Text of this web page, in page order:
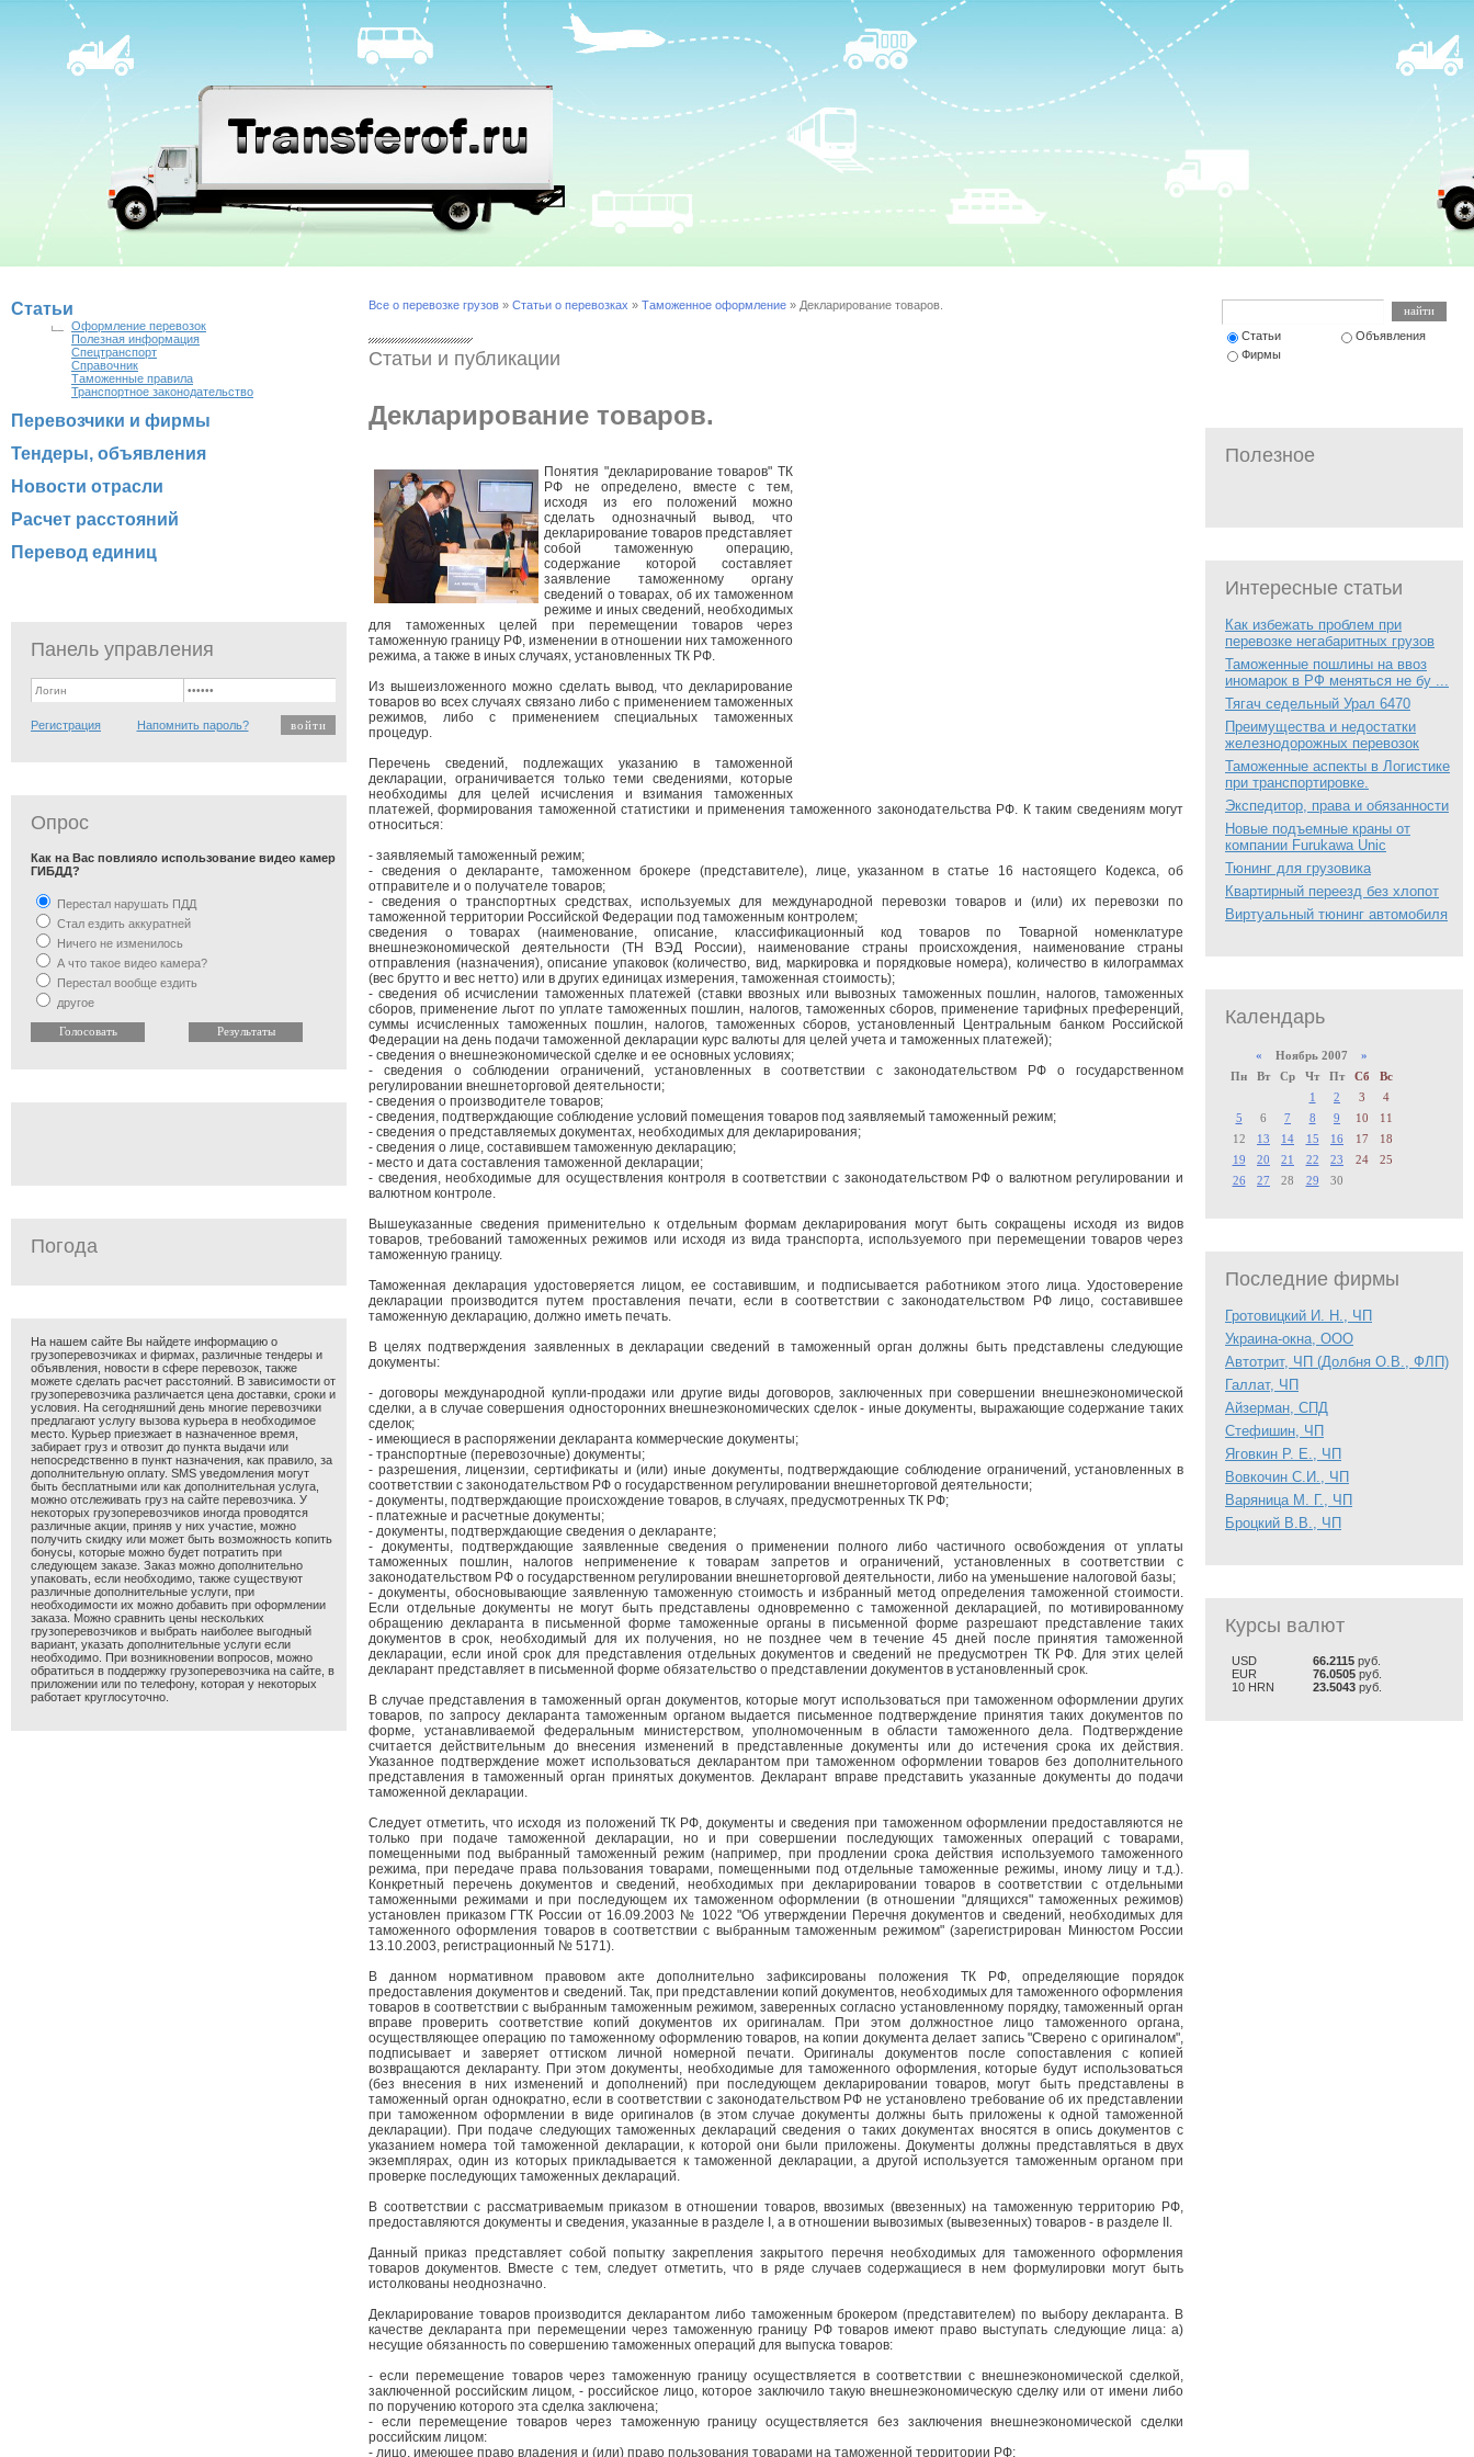
Статьи
Оформление перевозок
Полезная информация
Спецтранспорт
Справочник
Таможенные правила
Транспортное законодательство
Перевозчики и фирмы
Тендеры, объявления
Новости отрасли
Расчет расстояний
Перевод единиц
Панель управления
Регистрация Напомнить пароль?
Опрос
Как на Вас повлияло использование видео камер
ГИБДД?
Перестал нарушать ПДД
Стал ездить аккуратней
Ничего не изменилось
А что такое видео камера?
Перестал вообще ездить
другое
Погода
На нашем сайте Вы найдете информацию о
грузоперевозчиках и фирмах, различные тендеры и
объявления, новости в сфере перевозок, также
можете сделать расчет расстояний. В зависимости от
грузоперевозчика различается цена доставки, сроки и
условия. На сегодняшний день многие перевозчики
предлагают услугу вызова курьера в необходимое
место. Курьер приезжает в назначенное время,
забирает груз и отвозит до пункта выдачи или
непосредственно в пункт назначения, как правило, за
дополнительную оплату. SMS уведомления могут
быть бесплатными или как дополнительная услуга,
можно отслеживать груз на сайте перевозчика. У
некоторых грузоперевозчиков иногда проводятся
различные акции, приняв у них участие, можно
получить скидку или может быть возможность копить
бонусы, которые можно будет потратить при
следующем заказе. Заказ можно дополнительно
упаковать, если необходимо, также существуют
различные дополнительные услуги, при
необходимости их можно добавить при оформлении
заказа. Можно сравнить цены нескольких
грузоперевозчиков и выбрать наиболее выгодный
вариант, указать дополнительные услуги если
необходимо. При возникновении вопросов, можно
обратиться в поддержку грузоперевозчика на сайте, в
приложении или по телефону, которая у некоторых
работает круглосуточно.
Все о перевозке грузов » Статьи о перевозках » Таможенное оформление » Декларирование товаров.
Статьи и публикации
Декларирование товаров.
Понятия "декларирование товаров" ТК
РФ не определено, вместе с тем,
исходя из его положений можно
сделать однозначный вывод, что
декларирование товаров представляет
собой таможенную операцию,
содержание которой составляет
заявление таможенному органу
сведений о товарах, об их таможенном
режиме и иных сведений, необходимых
для таможенных целей при перемещении товаров через
таможенную границу РФ, изменении в отношении них таможенного
режима, а также в иных случаях, установленных ТК РФ.
Из вышеизложенного можно сделать вывод, что декларирование
товаров во всех случаях связано либо с применением таможенных
режимов, либо с применением специальных таможенных
процедур.
Перечень сведений, подлежащих указанию в таможенной
декларации, ограничивается только теми сведениями, которые
необходимы для целей исчисления и взимания таможенных
платежей, формирования таможенной статистики и применения таможенного законодательства РФ. К таким сведениям могут
относиться:
- заявляемый таможенный режим;
- сведения о декларанте, таможенном брокере (представителе), лице, указанном в статье 16 настоящего Кодекса, об
отправителе и о получателе товаров;
- сведения о транспортных средствах, используемых для международной перевозки товаров и (или) их перевозки по
таможенной территории Российской Федерации под таможенным контролем;
сведения о товарах (наименование, описание, классификационный код товаров по Товарной номенклатуре
внешнеэкономической деятельности (ТН ВЭД России), наименование страны происхождения, наименование страны
отправления (назначения), описание упаковок (количество, вид, маркировка и порядковые номера), количество в килограммах
(вес брутто и вес нетто) или в других единицах измерения, таможенная стоимость);
- сведения об исчислении таможенных платежей (ставки ввозных или вывозных таможенных пошлин, налогов, таможенных
сборов, применение льгот по уплате таможенных пошлин, налогов, таможенных сборов, применение тарифных преференций,
суммы исчисленных таможенных пошлин, налогов, таможенных сборов, установленный Центральным банком Российской
Федерации на день подачи таможенной декларации курс валюты для целей учета и таможенных платежей);
- сведения о внешнеэкономической сделке и ее основных условиях;
- сведения о соблюдении ограничений, установленных в соответствии с законодательством РФ о государственном
регулировании внешнеторговой деятельности;
- сведения о производителе товаров;
- сведения, подтверждающие соблюдение условий помещения товаров под заявляемый таможенный режим;
- сведения о представляемых документах, необходимых для декларирования;
- сведения о лице, составившем таможенную декларацию;
- место и дата составления таможенной декларации;
- сведения, необходимые для осуществления контроля в соответствии с законодательством РФ о валютном регулировании и
валютном контроле.
Вышеуказанные сведения применительно к отдельным формам декларирования могут быть сокращены исходя из видов
товаров, требований таможенных режимов или исходя из вида транспорта, используемого при перемещении товаров через
таможенную границу.
Таможенная декларация удостоверяется лицом, ее составившим, и подписывается работником этого лица. Удостоверение
декларации производится путем проставления печати, если в соответствии с законодательством РФ лицо, составившее
таможенную декларацию, должно иметь печать.
В целях подтверждения заявленных в декларации сведений в таможенный орган должны быть представлены следующие
документы:
- договоры международной купли-продажи или другие виды договоров, заключенных при совершении внешнеэкономической
сделки, а в случае совершения односторонних внешнеэкономических сделок - иные документы, выражающие содержание таких
сделок;
- имеющиеся в распоряжении декларанта коммерческие документы;
- транспортные (перевозочные) документы;
- разрешения, лицензии, сертификаты и (или) иные документы, подтверждающие соблюдение ограничений, установленных в
соответствии с законодательством РФ о государственном регулировании внешнеторговой деятельности;
- документы, подтверждающие происхождение товаров, в случаях, предусмотренных ТК РФ;
- платежные и расчетные документы;
- документы, подтверждающие сведения о декларанте;
- документы, подтверждающие заявленные сведения о применении полного либо частичного освобождения от уплаты
таможенных пошлин, налогов неприменение к товарам запретов и ограничений, установленных в соответствии с
законодательством РФ о государственном регулировании внешнеторговой деятельности, либо на уменьшение налоговой базы;
- документы, обосновывающие заявленную таможенную стоимость и избранный метод определения таможенной стоимости.
Если отдельные документы не могут быть представлены одновременно с таможенной декларацией, по мотивированному
обращению декларанта в письменной форме таможенные органы в письменной форме разрешают представление таких
документов в срок, необходимый для их получения, но не позднее чем в течение 45 дней после принятия таможенной
декларации, если иной срок для представления отдельных документов и сведений не предусмотрен ТК РФ. Для этих целей
декларант представляет в письменной форме обязательство о представлении документов в установленный срок.
В случае представления в таможенный орган документов, которые могут использоваться при таможенном оформлении других
товаров, по запросу декларанта таможенным органом выдается письменное подтверждение принятия таких документов по
форме, устанавливаемой федеральным министерством, уполномоченным в области таможенного дела. Подтверждение
считается действительным до внесения изменений в представленные документы или до истечения срока их действия.
Указанное подтверждение может использоваться декларантом при таможенном оформлении товаров без дополнительного
представления в таможенный орган принятых документов. Декларант вправе представить указанные документы до подачи
таможенной декларации.
Следует отметить, что исходя из положений ТК РФ, документы и сведения при таможенном оформлении предоставляются не
только при подаче таможенной декларации, но и при совершении последующих таможенных операций с товарами,
помещенными под выбранный таможенный режим (например, при продлении срока действия используемого таможенного
режима, при передаче права пользования товарами, помещенными под отдельные таможенные режимы, иному лицу и т.д.).
Конкретный перечень документов и сведений, необходимых при декларировании товаров в соответствии с отдельными
таможенными режимами и при последующем их таможенном оформлении (в отношении "длящихся" таможенных режимов)
установлен приказом ГТК России от 16.09.2003 № 1022 "Об утверждении Перечня документов и сведений, необходимых для
таможенного оформления товаров в соответствии с выбранным таможенным режимом" (зарегистрирован Минюстом России
13.10.2003, регистрационный № 5171).
В данном нормативном правовом акте дополнительно зафиксированы положения ТК РФ, определяющие порядок
предоставления документов и сведений. Так, при представлении копий документов, необходимых для таможенного оформления
товаров в соответствии с выбранным таможенным режимом, заверенных согласно установленному порядку, таможенный орган
вправе проверить соответствие копий документов их оригиналам. При этом должностное лицо таможенного органа,
осуществляющее операцию по таможенному оформлению товаров, на копии документа делает запись "Сверено с оригиналом",
подписывает и заверяет оттиском личной номерной печати. Оригиналы документов после сопоставления с копией
возвращаются декларанту. При этом документы, необходимые для таможенного оформления, которые будут использоваться
(без внесения в них изменений и дополнений) при последующем декларировании товаров, могут быть представлены в
таможенный орган однократно, если в соответствии с законодательством РФ не установлено требование об их представлении
при таможенном оформлении в виде оригиналов (в этом случае документы должны быть приложены к одной таможенной
декларации). При подаче следующих таможенных деклараций сведения о таких документах вносятся в опись документов с
указанием номера той таможенной декларации, к которой они были приложены. Документы должны представляться в двух
экземплярах, один из которых прикладывается к таможенной декларации, а другой используется таможенным органом при
проверке последующих таможенных деклараций.
В соответствии с рассматриваемым приказом в отношении товаров, ввозимых (ввезенных) на таможенную территорию РФ,
предоставляются документы и сведения, указанные в разделе I, а в отношении вывозимых (вывезенных) товаров - в разделе II.
Данный приказ представляет собой попытку закрепления закрытого перечня необходимых для таможенного оформления
товаров документов. Вместе с тем, следует отметить, что в ряде случаев содержащиеся в нем формулировки могут быть
истолкованы неоднозначно.
Декларирование товаров производится декларантом либо таможенным брокером (представителем) по выбору декларанта. В
качестве декларанта при перемещении через таможенную границу РФ товаров имеют право выступать следующие лица: а)
несущие обязанность по совершению таможенных операций для выпуска товаров:
- если перемещение товаров через таможенную границу осуществляется в соответствии с внешнеэкономической сделкой,
заключенной российским лицом, - российское лицо, которое заключило такую внешнеэкономическую сделку или от имени либо
по поручению которого эта сделка заключена;
- если перемещение товаров через таможенную границу осуществляется без заключения внешнеэкономической сделки
российским лицом:
- лицо, имеющее право владения и (или) право пользования товарами на таможенной территории РФ;
Статьи
Объявления
Фирмы
Полезное
Интересные статьи
Как избежать проблем при
перевозке негабаритных грузов
Таможенные пошлины на ввоз
иномарок в РФ меняться не бу ...
Тягач седельный Урал 6470
Преимущества и недостатки
железнодорожных перевозок
Таможенные аспекты в Логистике
при транспортировке.
Экспедитор, права и обязанности
Новые подъемные краны от
компании Furukawa Unic
Тюнинг для грузовика
Квартирный переезд без хлопот
Виртуальный тюнинг автомобиля
Календарь
« Ноябрь 2007 »
Пн
Вт Ср Чт Пт Сб
Вс
1
2 3
4
5
6 7 8 9 10
11
12
13 14 15 16 17
18
19
20 21 22 23 24
25
26
27 28 29 30
Последние фирмы
Гротовицкий И. Н., ЧП
Украина-окна, ООО
Автотрит, ЧП (Долбня О.В., ФЛП)
Галлат, ЧП
Айзерман, СПД
Стефишин, ЧП
Яговкин Р. Е., ЧП
Вовкочин С.И., ЧП
Варяница М. Г., ЧП
Броцкий В.В., ЧП
Курсы валют
USD 66.2115руб.
EUR
76.0505руб.
10 HRN
23.5043руб.